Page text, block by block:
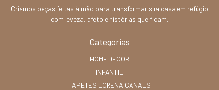
Criamos peças feitas à mão para transformar sua casa em refúgio
com leveza, afeto e histórias que ficam.
Categorias
HOME DECOR
INFANTIL
TAPETES LORENA CANALS